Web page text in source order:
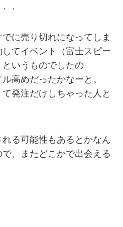
、
に売り切れになってしま
てイベント（富士スピー
というものでしたの
高めだったかなーと。
発注だけしちゃった人と
る可能性もあるとかなん
、またどこかで出会える